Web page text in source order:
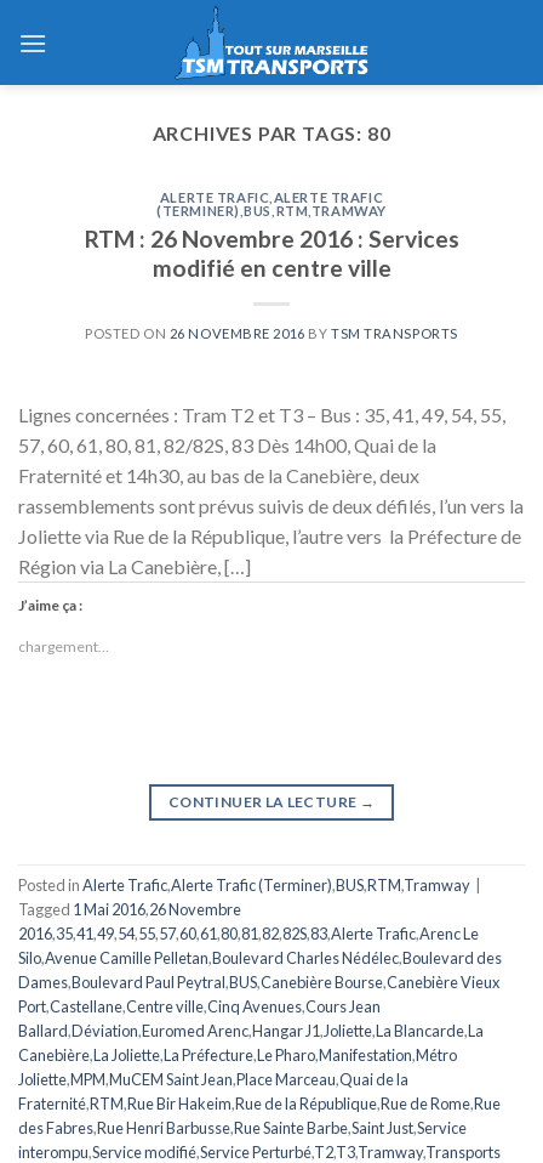
ARCHIVES PAR TAGS: 80
ALERTE TRAFIC ALERTE TRAFIC
(TERMINER) ,BUS RTM TRAMWAY
RTM : 26 Novembre 2016 : Services
modifié en centre ville
POSTED ON 26 NOVEMBRE 2016 BY TSM TRANSPORTS
Lignes concernées : Tram T2 et T3 – Bus : 35, 41, 49, 54, 55,
57, 60, 61, 80, 81, 82/82S, 83 Dès 14h00, Quai de la
Fraternité et 14h30, au bas de la Canebière, deux
rassemblements sont prévus suivis de deux défilés, l’un vers la
Joliette via Rue de la République, l’autre vers la Préfecture de
Région via La Canebière, […]
J’aime ça :
chargement…
CONTINUER LA LECTURE →
Posted inAlerte Trafic,Alerte Trafic (Terminer),BUS,RTM,Tramway
Tagged 1 Mai 2016,26 Novembre
2016,35,41,49,54,55,57,60,61,80,81,82,82S,83,Alerte Trafic,Arenc Le
Silo,Avenue Camille Pelletan,Boulevard Charles Nédélec,Boulevard des
Dames,Boulevard Paul Peytral,BUS,Canebière Bourse,Canebière Vieux
Port,Castellane,Centre ville,Cinq Avenues,Cours Jean
Ballard,Déviation,Euromed Arenc,Hangar J1,Joliette,La Blancarde,La
Canebière,La Joliette,La Préfecture,Le Pharo,Manifestation,Métro
Joliette,MPM,MuCEM Saint Jean,Place Marceau,Quai de la
Fraternité,RTM,Rue Bir Hakeim,Rue de la République,Rue de Rome,Rue
des Fabres,Rue Henri Barbusse,Rue Sainte Barbe,Saint Just,Service
interompu,Service modifié,Service Perturbé,T2,T3,Tramway,Transports